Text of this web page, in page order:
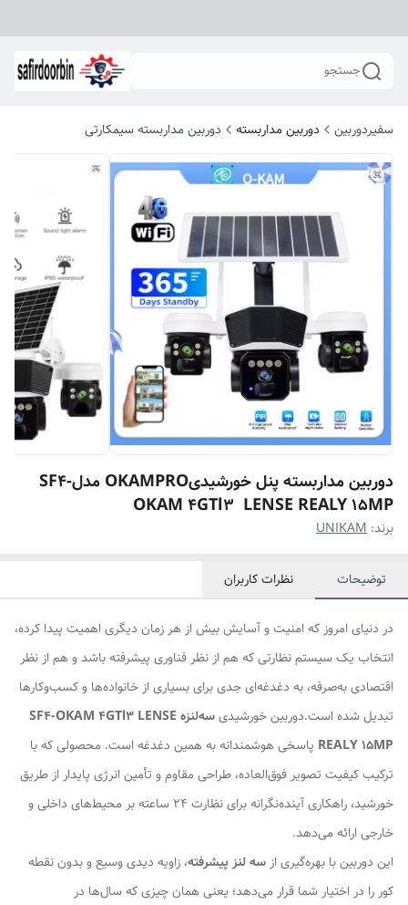
جستجو
سفیردوربین دوربین مداربسته دوربین مداربسته سیمکارتی
دوربین مداربسته پنل خورشیدیOKAMPRO مدلSF4-
OKAM 4GTl3 LENSE REALY 15MP
برند: UNIKAM
توضیحات نظرات کاربران
در دنیای امروز که امنیت و آسایش بیش از هر زمان دیگری اهمیت پیدا کرده،
انتخاب یک سیستم نظارتی که هم از نظر فناوری پیشرفته باشد و هم از نظر
اقتصادی به‌صرفه، به دغدغه‌ای جدی برای بسیاری از خانواده‌ها و کسب‌وکارها
تبدیل شده است.دوربین خورشیدی
سه‌لنزه SF4-OKAM 4GTl3 LENSE
REALY 15MP پاسخی هوشمندانه به همین دغدغه است. محصولی که با
ترکیب کیفیت تصویر فوق‌العاده، طراحی مقاوم و تأمین انرژی پایدار از طریق
خورشید، راهکاری آینده‌نگرانه برای نظارت ۲۴ ساعته بر محیط‌های داخلی و
خارجی ارائه می‌دهد.
این دوربین با بهره‌گیری از سه لنز پیشرفته، زاویه دیدی وسیع و بدون نقطه
کور را در اختیار شما قرار می‌دهد؛ یعنی همان چیزی که سال‌ها در